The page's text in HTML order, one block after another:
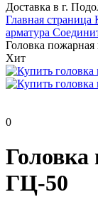
Доставка в г.
Главная страница
арматура
Головка
Хит
0
Головка
ГЦ-50